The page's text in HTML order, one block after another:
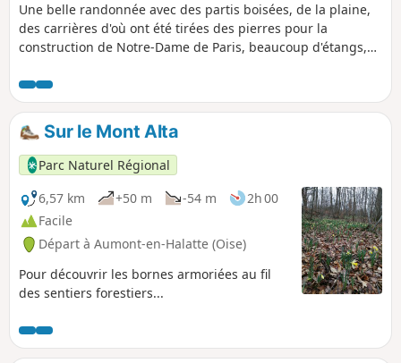
Une belle randonnée avec des partis boisées, de la plaine,
des carrières d'où ont été tirées des pierres pour la
construction de Notre-Dame de Paris, beaucoup d'étangs,
Rivière le Théroin (affluent de l'Oise), le Ruisseau de Flandre
Sur le Mont Alta
Parc Naturel Régional
6,57 km
+50 m -54 m
2h 00
Facile
Départ à Aumont-en-Halatte (Oise)
Pour découvrir les bornes armoriées au fil
des sentiers forestiers...